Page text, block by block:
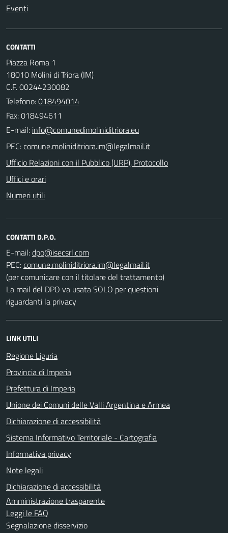
Eventi
CONTATTI
Piazza Roma 1
18010 Molini di Triora (IM)
C.F. 00244230082
Telefono:018494014
Fax: 018494611
E-mail:
PEC:
Ufficio Relazioni con il Pubblico (URP), Protocollo
Uffici e orari
Numeri utili
CONTATTI D.P.O.
E-mail:
PEC:
(per comunicare con il titolare del trattamento)
La mail del DPO va usata SOLO per questioni
riguardanti la privacy
LINK UTILI
Regione Liguria
Provincia di Imperia
Prefettura di Imperia
Unione dei Comuni delle Valli Argentina e Armea
Dichiarazione di accessibilità
Sistema Informativo Territoriale - Cartografia
Informativa privacy
Note legali
Dichiarazione di accessibilità
Amministrazione trasparente
Leggi le FAQ
Segnalazione disservizio